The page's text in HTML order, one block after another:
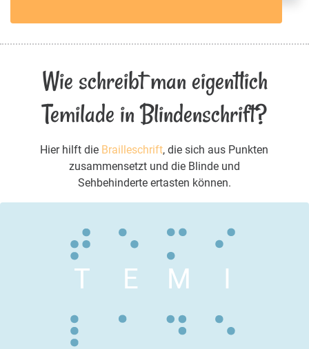
Wie schreibt man eigentlich
Temilade in Blindenschrift?
Hier hilft die Brailleschrift, die sich aus Punkten
zusammensetzt und die Blinde und
Sehbehinderte ertasten können.
T E M I